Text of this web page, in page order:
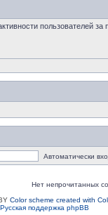
пользователей за
Автоматически
Нет непрочитанных
Color scheme created with
Русская поддержка phpBB